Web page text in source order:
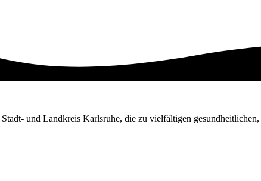
und Landkreis Karlsruhe, die zu vielfältigen